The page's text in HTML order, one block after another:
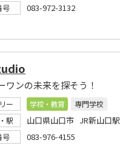
号 083-972-3132
ワンの未来を探そう！
ー 学校・教育
専門学校
駅
山口県山口市 JR新山口駅
号 083-976-4155